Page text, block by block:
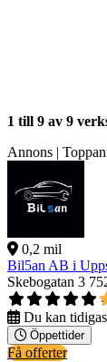
1 till 9 av 9
Annons |
0,2 mil
Bil5an AB i
Skebogatan 3
Du kan
Öppettider
Få offerter